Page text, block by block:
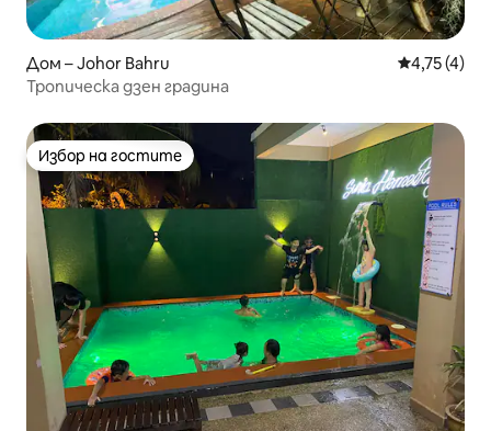
Дом – Johor Bahru Средна
4,75 (4)
Тропическа дзен градина
Избор на гостите
Избор на гостите